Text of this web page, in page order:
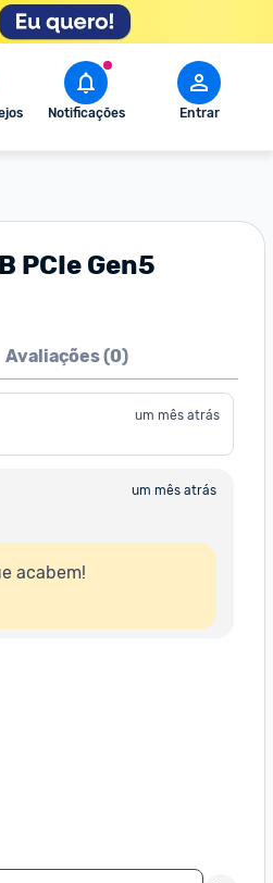
Notificações Entrar
PCIe Gen5
Avaliações (0)
um mês atrás
um mês atrás
acabem!